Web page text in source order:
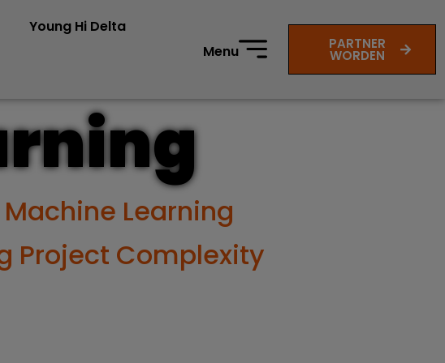
Young Hi Delta
Menu PARTNER
WORDEN
Learning
Project Complexity